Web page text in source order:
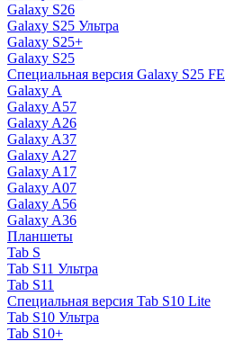
Galaxy S26
Galaxy S25 Ультра
Galaxy S25+
Galaxy S25
Специальная версия Galaxy S25 FE
Galaxy A
Galaxy A57
Galaxy A26
Galaxy A37
Galaxy A27
Galaxy A17
Galaxy A07
Galaxy A56
Galaxy A36
Планшеты
Tab S
Tab S11 Ультра
Tab S11
Специальная версия Tab S10 Lite
Tab S10 Ультра
Tab S10+